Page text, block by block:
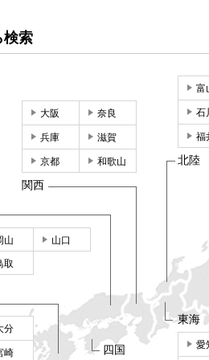
検索
東海
愛
富
石
福
北陸
大阪 奈良
兵庫 滋賀
京都 和歌山
関西
山 山口
取
四国
分
崎